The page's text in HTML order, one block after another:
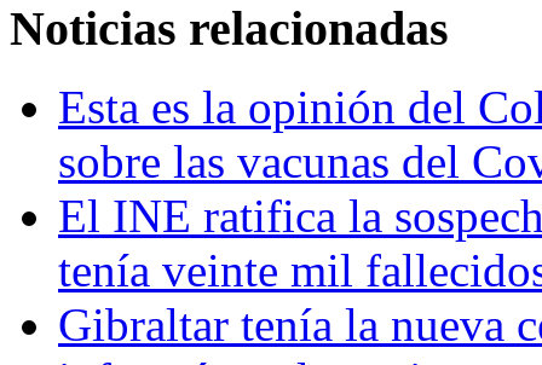
Noticias relacionadas
Esta es la opinión del
sobre las vacunas del
El INE ratifica la
tenía veinte mil
Gibraltar tenía la nueva